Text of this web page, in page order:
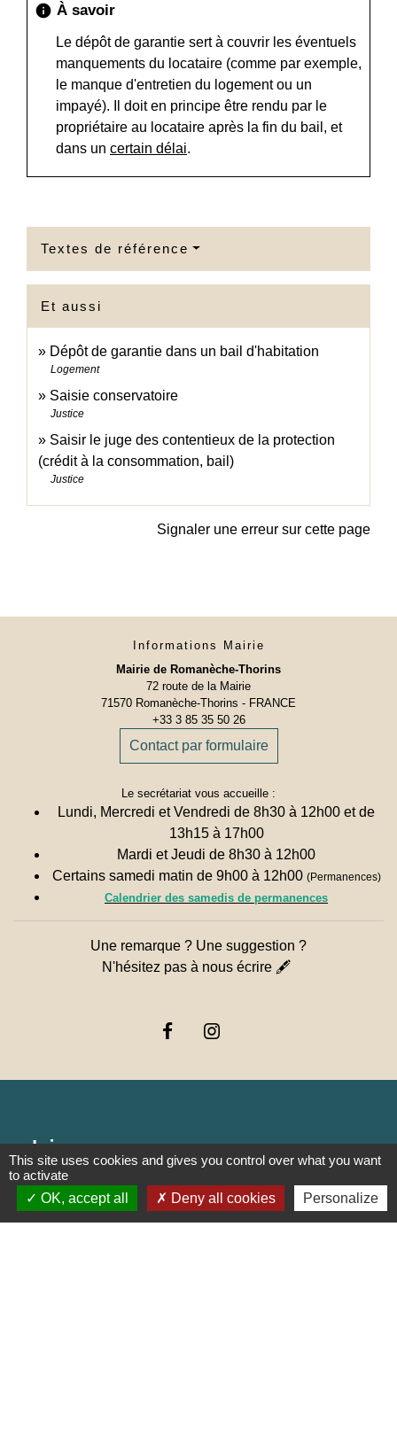
info À savoir
Le dépôt de garantie sert à couvrir les éventuels
manquements du locataire (comme par exemple,
le manque d'entretien du logement ou un
impayé). Il doit en principe être rendu par le
propriétaire au locataire après la fin du bail, et
dans un certain délai.
Textes de référence
Et aussi
Dépôt de garantie dans un bail d'habitation
Logement
Saisie conservatoire
Justice
Saisir le juge des contentieux de la protection
(crédit à la consommation, bail)
Justice
Signaler une erreur sur cette page
Informations Mairie
Mairie de Romanèche-Thorins
72 route de la Mairie
71570 Romanèche-Thorins - FRANCE
+33 3 85 35 50 26
Contact par formulaire
Le secrétariat vous accueille :
Lundi, Mercredi et Vendredi de 8h30 à 12h00 et de
13h15 à 17h00
Mardi et Jeudi de 8h30 à 12h00
Certains samedi matin de 9h00 à 12h00 (Permanences)
Calendrier des samedis de permanences
Une remarque ? Une suggestion ?
N'hésitez pas à nous écrire 🖋
Liens
PREFECTURE DE SAÔNE ET
LOIRE
This site uses cookies and gives you control over what you want
to activate
OK, accept all
Deny all cookies Personalize